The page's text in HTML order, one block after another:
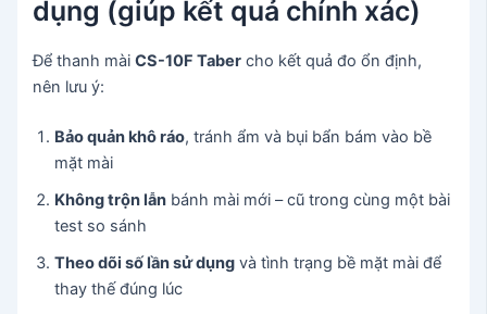
dụng (giúp kết quả chính xác)
Để thanh màiCS-10F Taber cho kết quả đo ổn định,
nên lưu ý:
Bảo quản khô ráo, tránh ẩm và bụi bẩn bám vào bề
mặt mài
Không trộn lẫn bánh mài mới – cũ trong cùng một bài
test so sánh
Theo dõi số lần sử dụng và tình trạng bề mặt mài để
thay thế đúng lúc